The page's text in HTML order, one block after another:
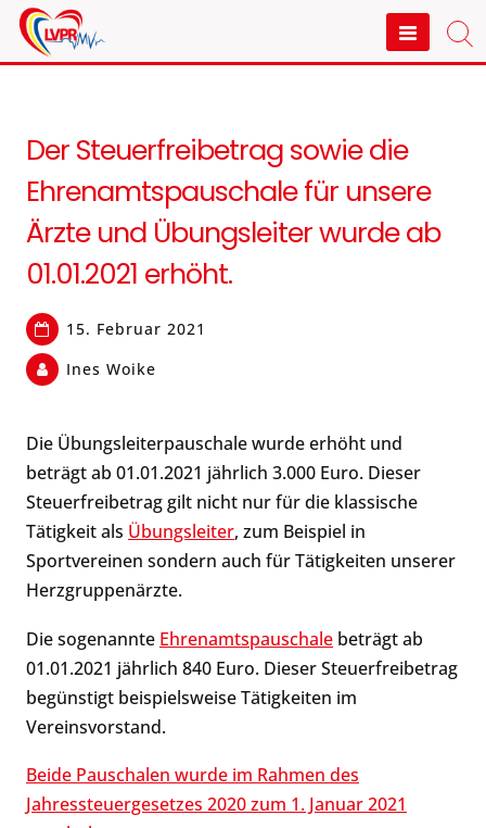
Skip
LVPR e.V. Mecklenburg-
Der Steuerfreibetrag sowie die
Ehrenamtspauschale für unsere
Ärzte und Übungsleiter wurde ab
01.01.2021 erhöht.
15. Februar 2021
Ines Woike
Die Übungsleiterpauschale wurde erhöht und
beträgt ab 01.01.2021 jährlich 3.000 Euro. Dieser
Steuerfreibetrag gilt nicht nur für die klassische
Tätigkeit als Übungsleiter, zum Beispiel in
Sportvereinen sondern auch für Tätigkeiten unserer
Herzgruppenärzte.
Die sogenannte Ehrenamtspauschale beträgt ab
01.01.2021 jährlich 840 Euro. Dieser Steuerfreibetrag
begünstigt beispielsweise Tätigkeiten im
Vereinsvorstand.
Beide Pauschalen wurde im Rahmen des
Jahressteuergesetzes 2020 zum 1. Januar 2021